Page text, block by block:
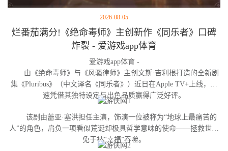
2026-08-05
烂番茄满分!《绝命毒师》主创新作《同乐者》口碑
炸裂 - 爱游戏app体育
爱游戏app体育 -
由《绝命毒师》与《风骚律师》主创文斯·吉利根打造的全新剧
集《Pluribus》（中文译名《同乐者》）近日在Apple TV+上线，迅
速凭借其独特设定与出色品质赢得广泛好评。
该剧由蕾亚·塞洪担任主演，饰演一位被称为“地球上最痛苦的
人”的角色，肩负一项看似荒诞却极具哲学意味的使命——拯救世界
免于被“幸福”吞噬。